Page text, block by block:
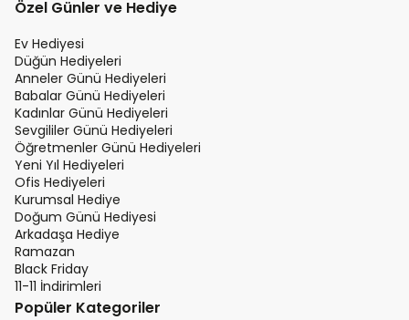
Özel Günler ve Hediye
Ev Hediyesi
Düğün Hediyeleri
Anneler Günü Hediyeleri
Babalar Günü Hediyeleri
Kadınlar Günü Hediyeleri
Sevgililer Günü Hediyeleri
Öğretmenler Günü Hediyeleri
Yeni Yıl Hediyeleri
Ofis Hediyeleri
Kurumsal Hediye
Doğum Günü Hediyesi
Arkadaşa Hediye
Ramazan
Black Friday
11-11 İndirimleri
Popüler Kategoriler